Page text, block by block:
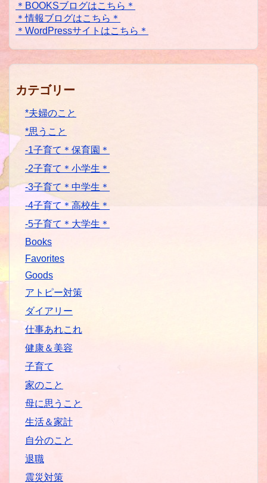
＊BOOKSブログはこちら＊
＊情報ブログはこちら＊
＊WordPressサイトはこちら＊
カテゴリー
*夫婦のこと
*思うこと
-1子育て＊保育園＊
-2子育て＊小学生＊
-3子育て＊中学生＊
-4子育て＊高校生＊
-5子育て＊大学生＊
Books
Favorites
Goods
アトピー対策
ダイアリー
仕事あれこれ
健康＆美容
子育て
家のこと
母に思うこと
生活＆家計
自分のこと
退職
震災対策